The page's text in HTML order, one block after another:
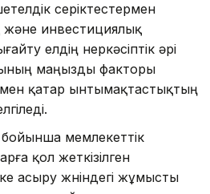
серіктестермен
инвестициялық
елдің өнеркәсіптік әрі
маңызды факторы
қатар ынтымақтастықтың
мемлекеттік
қол жеткізілген
асыру жөніндегі жұмысты